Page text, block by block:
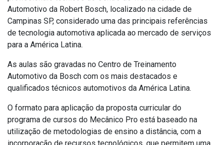
Automotivo da Robert Bosch, localizado na cidade de
Campinas SP, considerado uma das principais referências
de tecnologia automotiva aplicada ao mercado de serviços
para a América Latina.
As aulas são gravadas no Centro de Treinamento
Automotivo da Bosch com os mais destacados e
qualificados técnicos automotivos da América Latina.
O formato para aplicação da proposta curricular do
programa de cursos do Mecânico Pro está baseado na
utilização de metodologias de ensino a distância, com a